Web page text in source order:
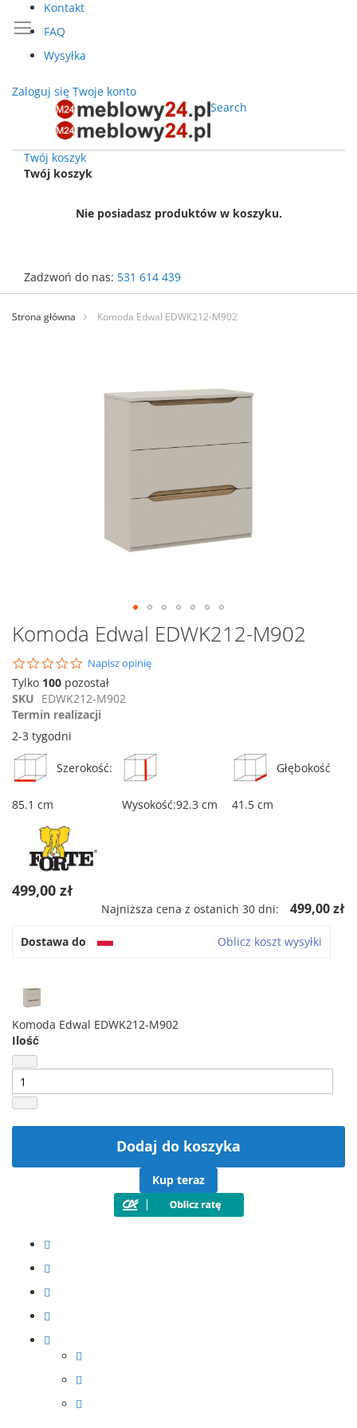
Kontakt
FAQ
Wysyłka
Zaloguj się Twoje konto
Search
Twój koszyk
Twój koszyk
Nie posiadasz produktów w koszyku.
Zadzwoń do nas: 531 614 439
Przejdź
treści
Strona główna Komoda Edwal EDWK212-M902
Przejdź
na
początek
galerii
Komoda Edwal EDWK212-M902
0.0
star
rating
Napisz opinię
Tylko 100 pozostał
SKU EDWK212-M902
Termin realizacji
2-3 tygodni
Szerokość:
85.1 cm Wysokość:92.3 cm
Głębokość
41.5 cm
499,00 zł
Najniższa cena z ostanich 30 dni: 499,00 zł
Dostawa do Oblicz koszt wysyłki
Komoda Edwal EDWK212-M902
Ilość
Dodaj do koszyka
Kup teraz